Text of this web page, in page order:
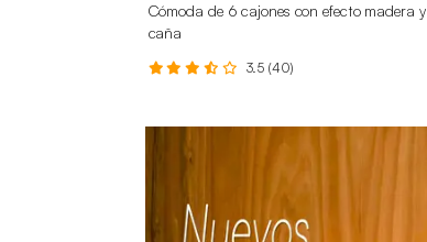
Cómoda de 6 cajones con efecto madera y
caña
3.5 (40)